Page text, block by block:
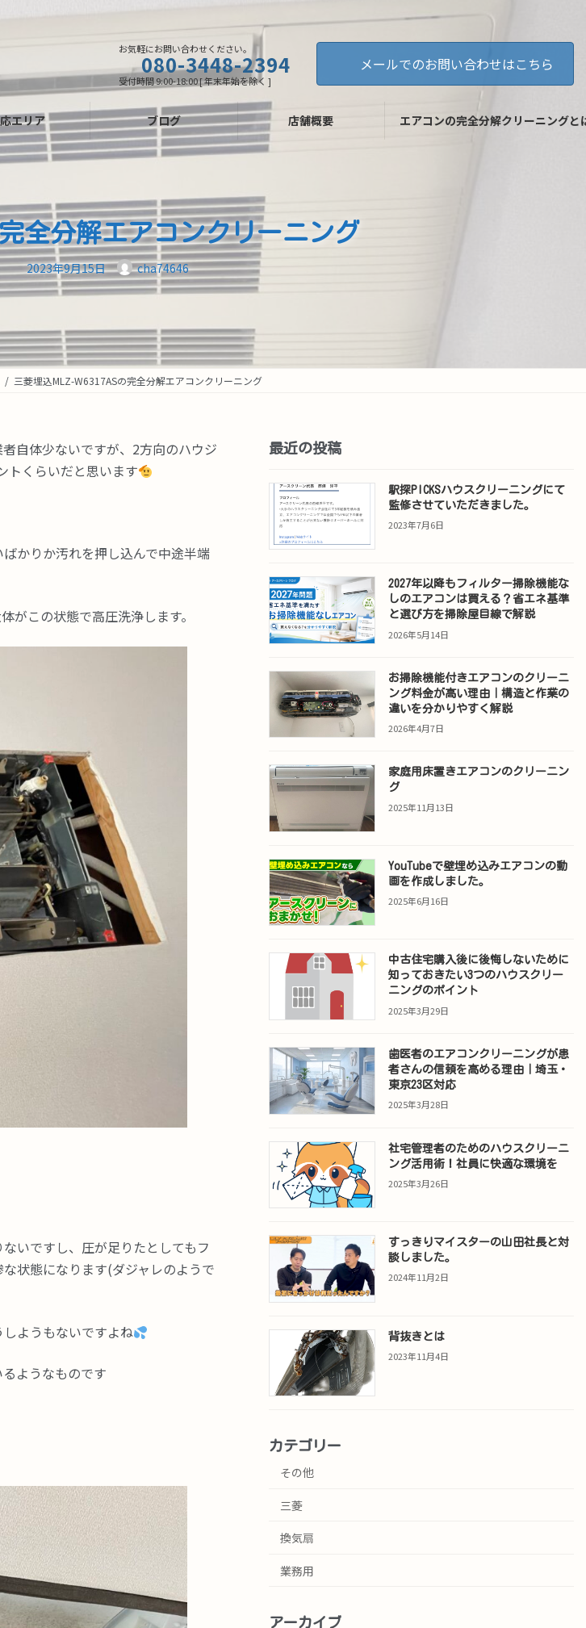
お気軽にお問い合わせください。
080-3448-2394
受付時間 9:00-18:00 [ 年末年始を除く ]
メールでのお問い合わせはこちら
エリア ブログ 店舗概要 エアコンの完全分解クリーニングと
完全分解エアコンクリーニング
最
終
更
新
:
2023年9月15日 cha74646
三菱埋込MLZ-W6317ASの完全分解エアコンクリーニング
自体少ないですが、2方向のハウジ
トくらいだと思います
かりか汚れを押し込んで中途半端
がこの状態で高圧洗浄します。
いですし、圧が足りたとしてもフ
状態になります(ダジャレのようで
ようもないですよね
ようなものです
最近の投稿
駅探PICKSハウスクリーニングにて
監修させていただきました。
2023年7月6日
2027年以降もフィルター掃除機能な
しのエアコンは買える？省エネ基準
と選び方を掃除屋目線で解説
2026年5月14日
お掃除機能付きエアコンのクリーニ
ング料金が高い理由｜構造と作業の
違いを分かりやすく解説
2026年4月7日
家庭用床置きエアコンのクリーニン
グ
2025年11月13日
YouTubeで壁埋め込みエアコンの動
画を作成しました。
2025年6月16日
中古住宅購入後に後悔しないために
知っておきたい3つのハウスクリー
ニングのポイント
2025年3月29日
歯医者のエアコンクリーニングが患
者さんの信頼を高める理由｜埼玉・
東京23区対応
2025年3月28日
社宅管理者のためのハウスクリーニ
ング活用術！社員に快適な環境を
2025年3月26日
すっきりマイスターの山田社長と対
談しました。
2024年11月2日
背抜きとは
2023年11月4日
カテゴリー
その他
三菱
換気扇
業務用
アーカイブ